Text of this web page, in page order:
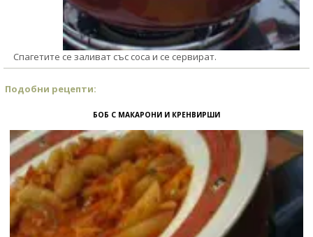
Спагетите се заливат със соса и се сервират.
Подобни рецепти:
БОБ С МАКАРОНИ И КРЕНВИРШИ